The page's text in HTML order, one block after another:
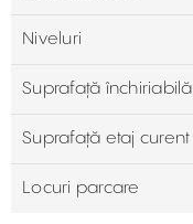
Niveluri
Suprafață închiriabilă
Suprafață etaj curent
Locuri parcare